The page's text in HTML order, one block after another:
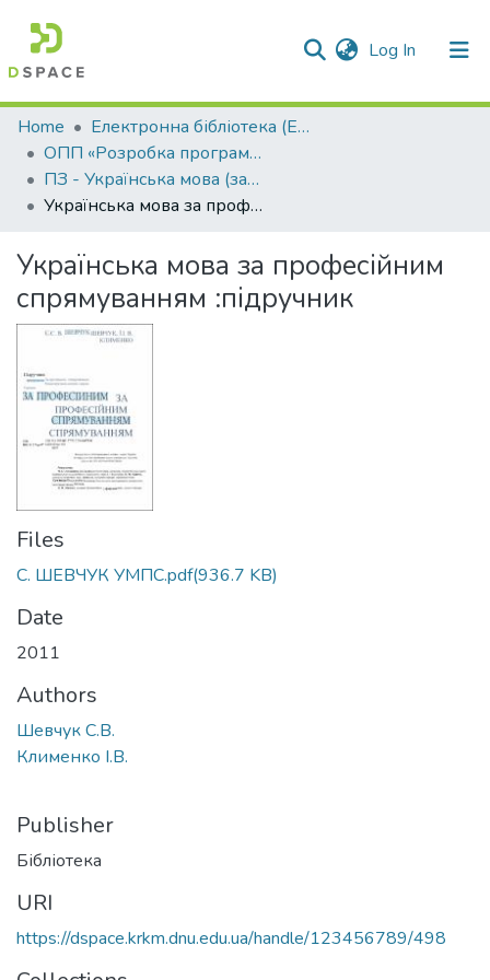
Log In (current)
Communities & Collections
All of DSpace
Statistics
Home
Електронна бібліотека (E-Book)
ОПП «Розробка програмного забезпечення»
ПЗ - Українська мова (за професійним спрямуванням)
Українська мова за професійним спрямуванням :підручник
Українська мова за професійним
спрямуванням :підручник
Files
С. ШЕВЧУК УМПС.pdf(936.7 KB)
Date
2011
Authors
Шевчук С.В.
Клименко І.В.
Publisher
Бібліотека
URI
https://dspace.krkm.dnu.edu.ua/handle/123456789/498